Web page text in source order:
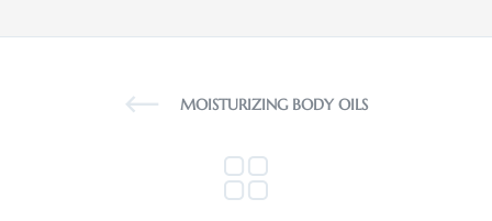
MOISTURIZING BODY OILS